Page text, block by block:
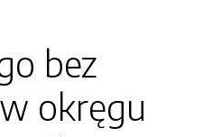
bez
okręgu